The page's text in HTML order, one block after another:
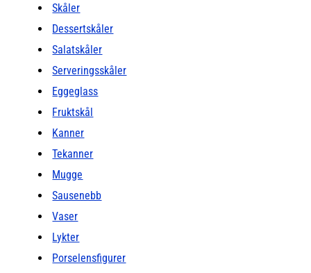
Skåler
Dessertskåler
Salatskåler
Serveringsskåler
Eggeglass
Fruktskål
Kanner
Tekanner
Mugge
Sausenebb
Vaser
Lykter
Porselensfigurer